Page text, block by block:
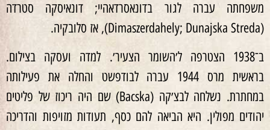
משפחתה עברה לגור בדונאסרדאהיי; דונאיסקה סטרדה
(Dimaszerdahely; Dunajska Streda), אז סלובקיה.
ב־1938 הצטרפה ל׳השומר הצעיר׳. למדה ועסקה בצילום.
בראשית מרס 1944 עברה לבודפשט והחלה את פעילותה
במחתרת. נשלחה לבצ׳קה (Bacska) שם היה ריכוז של פליטים
יהודים מפולין. היא הביאה להם כסף, תעודות מזויפות והדריכה